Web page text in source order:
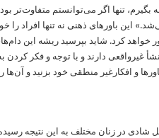
بگیرم، تنها اگر می‌توانستم متفاوت‌تر
این باور‌های ذهنی نه تنها افراد را
خواهد کرد. شاید بپرسید ریشه این
غیر‌واقعی دارند و با توجه و فکر
و افکار‌غیر منطقی خود بزنید و آن‌ها
در زنان مختلف به این نتیجه